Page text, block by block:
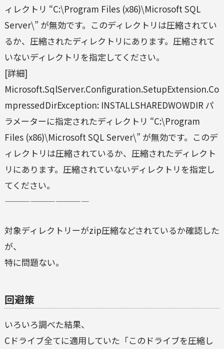
ィレクトリ “C:\Program Files (x86)\Microsoft SQL
Server\” が無効です。このディレクトリは圧縮されてい
るか、圧縮されたディレクトリにあります。圧縮されて
いないディレクトリを指定してください。
[詳細]
Microsoft.SqlServer.Configuration.SetupExtension.Co
mpressedDirException: INSTALLSHAREDWOWDIR パ
ラメーターに指定されたディレクトリ “C:\Program
Files (x86)\Microsoft SQL Server\” が無効です。このデ
ィレクトリは圧縮されているか、圧縮されたディレクト
リにあります。圧縮されていないディレクトリを指定し
てください。
——————————
対象ディレクトリーがzip圧縮などされているか確認した
が、
特に問題ない。
回避策
いろいろ調べた結果、
Cドライブ全てに適用していた「このドライブを圧縮し